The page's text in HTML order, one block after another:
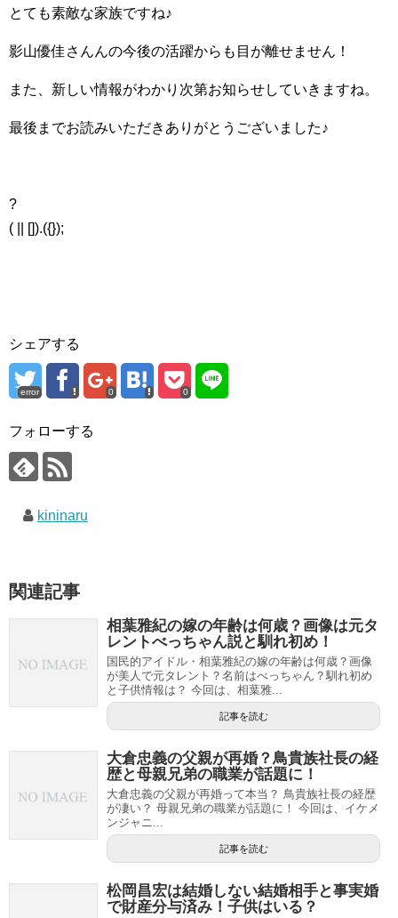
とても素敵な家族ですね♪
影山優佳さんんの今後の活躍からも目が離せません！
また、新しい情報がわかり次第お知らせしていきますね。
最後までお読みいただきありがとうございました♪
?
( || []).({});
シェアする
error 0 0
フォローする
kininaru
関連記事
相葉雅紀の嫁の年齢は何歳？画像は元タ
レントべっちゃん説と馴れ初め！
国民的アイドル・相葉雅紀の嫁の年齢は何歳？画像
が美人で元タレント？名前はべっちゃん？馴れ初め
と子供情報は？ 今回は、相葉雅...
記事を読む
大倉忠義の父親が再婚？鳥貴族社長の経
歴と母親兄弟の職業が話題に！
大倉忠義の父親が再婚って本当？ 鳥貴族社長の経歴
が凄い？ 母親兄弟の職業が話題に！ 今回は、イケメ
ンジャニ...
記事を読む
松岡昌宏は結婚しない結婚相手と事実婚
で財産分与済み！子供はいる？